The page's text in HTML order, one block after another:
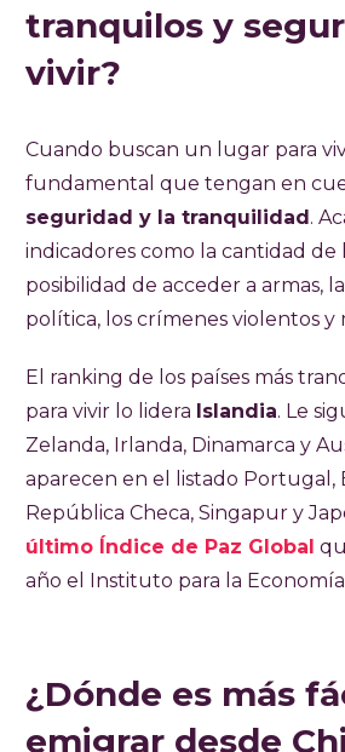
tranquilos y
vivir?
Cuando buscan un lugar para
fundamental que tengan en
seguridad y la tranquilidad.
indicadores como la cantidad de
posibilidad de acceder a armas,
política, los crímenes violentos y
El ranking de los países más
para vivir lo lidera Islandia. Le
Zelanda, Irlanda, Dinamarca y
aparecen en el listado Portugal,
República Checa, Singapur y
último Índice de Paz Global
año el Instituto para la Economía
¿Dónde es más
emigrar desde